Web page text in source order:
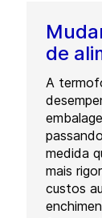
de
A
medida
mais
custos